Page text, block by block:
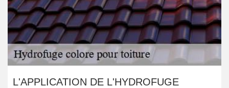
L'APPLICATION DE L'HYDROFUGE